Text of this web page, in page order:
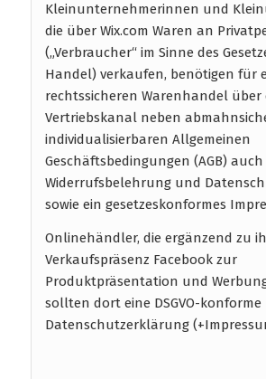
Kleinunternehmerinnen und
die über Wix.com Waren an
(„Verbraucher“ im Sinne des
Handel) verkaufen, benötigen für
rechtssicheren Warenhandel über
Vertriebskanal neben
individualisierbaren Allgemeinen
Geschäftsbedingungen (AGB) auch
Widerrufsbelehrung und
sowie ein gesetzeskonformes
Onlinehändler, die ergänzend zu
Verkaufspräsenz Facebook zur
Produktpräsentation und
sollten dort eine DSGVO-konforme
Datenschutzerklärung